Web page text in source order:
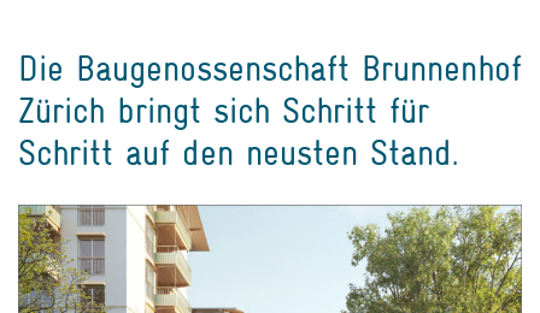
Die Baugenossenschaft Brunnenhof
Zürich bringt sich Schritt für
Schritt auf den neusten Stand.